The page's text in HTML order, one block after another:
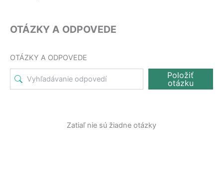
OTÁZKY A ODPOVEDE
OTÁZKY A ODPOVEDE
Položiť
otázku
Zatiaľ nie sú žiadne otázky